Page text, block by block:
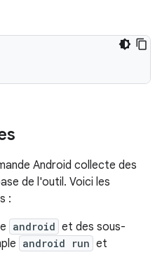
Android collecte des
de l'outil. Voici les
:
android et des sous-
android run et